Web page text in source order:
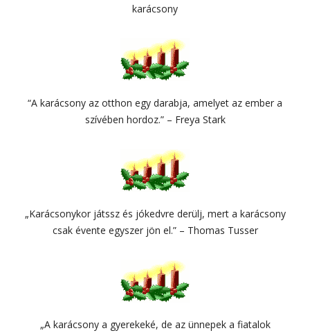
karácsony
“A karácsony az otthon egy darabja, amelyet az ember a
szívében hordoz.” – Freya Stark
„Karácsonykor játssz és jókedvre derülj, mert a karácsony
csak évente egyszer jön el.” – Thomas Tusser
„A karácsony a gyerekeké, de az ünnepek a fiatalok